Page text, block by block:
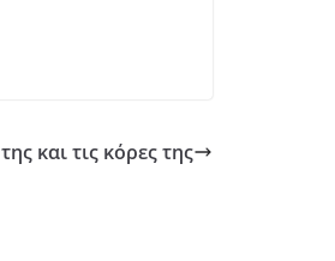
και τις κόρες της